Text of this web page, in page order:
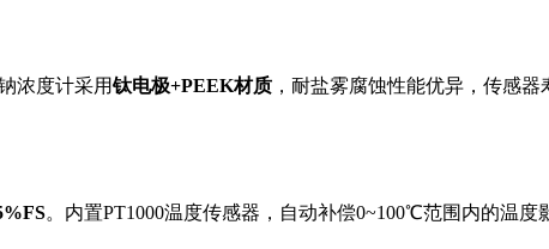
浓度计采用钛电极+PEEK材质 ，耐盐雾腐蚀性能优异，传感
。内置PT1000温度传感器，自动补偿0~100℃范围内的温度